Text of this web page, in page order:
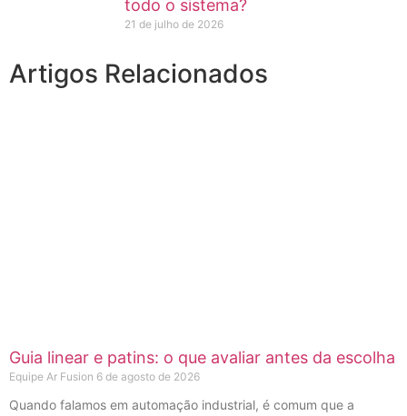
todo o sistema?
21 de julho de 2026
Artigos Relacionados
Guia linear e patins: o que avaliar antes da escolha
Equipe Ar Fusion 6 de agosto de 2026
Quando falamos em automação industrial, é comum que a